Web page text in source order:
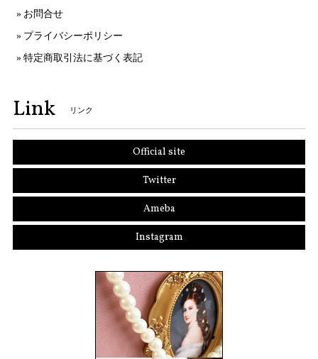
お問合せ
プライバシーポリシー
特定商取引法に基づく表記
Link リンク
Official site
Twitter
Ameba
Instagram